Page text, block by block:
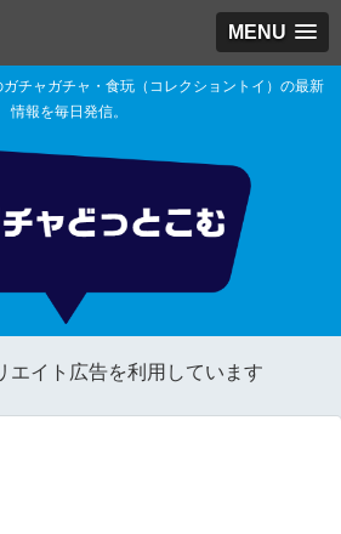
MENU
チャガチャ・食玩（コレクショントイ）の最新
情報を毎日発信。
イト広告を利用しています